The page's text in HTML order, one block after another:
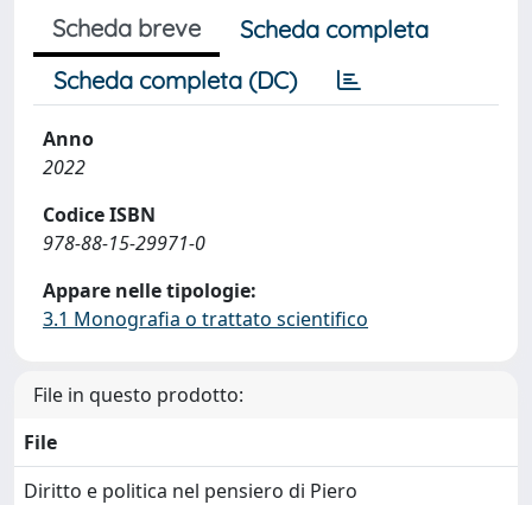
Scheda breve
Scheda completa
Scheda completa (DC)
Anno
2022
Codice ISBN
978-88-15-29971-0
Appare nelle tipologie:
3.1 Monografia o trattato scientifico
File in questo prodotto:
File
Diritto e politica nel pensiero di Piero